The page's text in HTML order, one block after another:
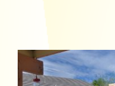
Bekijk
grotere
afbeelding